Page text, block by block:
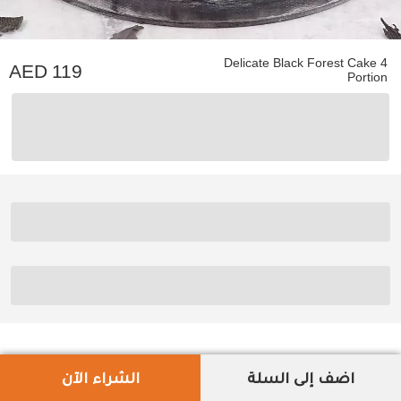
Delicate Black Forest Cake 4
Portion
119
اضف إلى السلة الشراء الآن